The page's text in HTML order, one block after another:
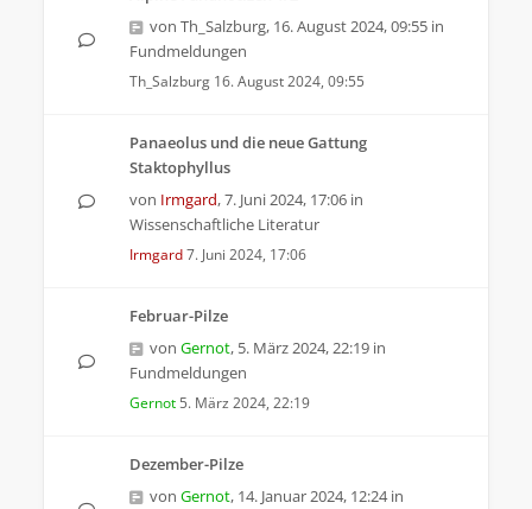
von Th_Salzburg, 16. August 2024, 09:55 in
Fundmeldungen
Th_Salzburg 16. August 2024, 09:55
Panaeolus und die neue Gattung
Staktophyllus
von Irmgard,7. Juni 2024, 17:06 in
Wissenschaftliche Literatur
Irmgard7. Juni 2024, 17:06
Februar-Pilze
von Gernot, 5. März 2024, 22:19 in
Fundmeldungen
Gernot 5. März 2024, 22:19
Dezember-Pilze
von Gernot, 14. Januar 2024, 12:24in